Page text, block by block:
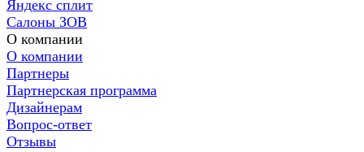
Яндекс сплит
Салоны ЗОВ
О компании
О компании
Партнеры
Партнерская программа
Дизайнерам
Вопрос-ответ
Отзывы